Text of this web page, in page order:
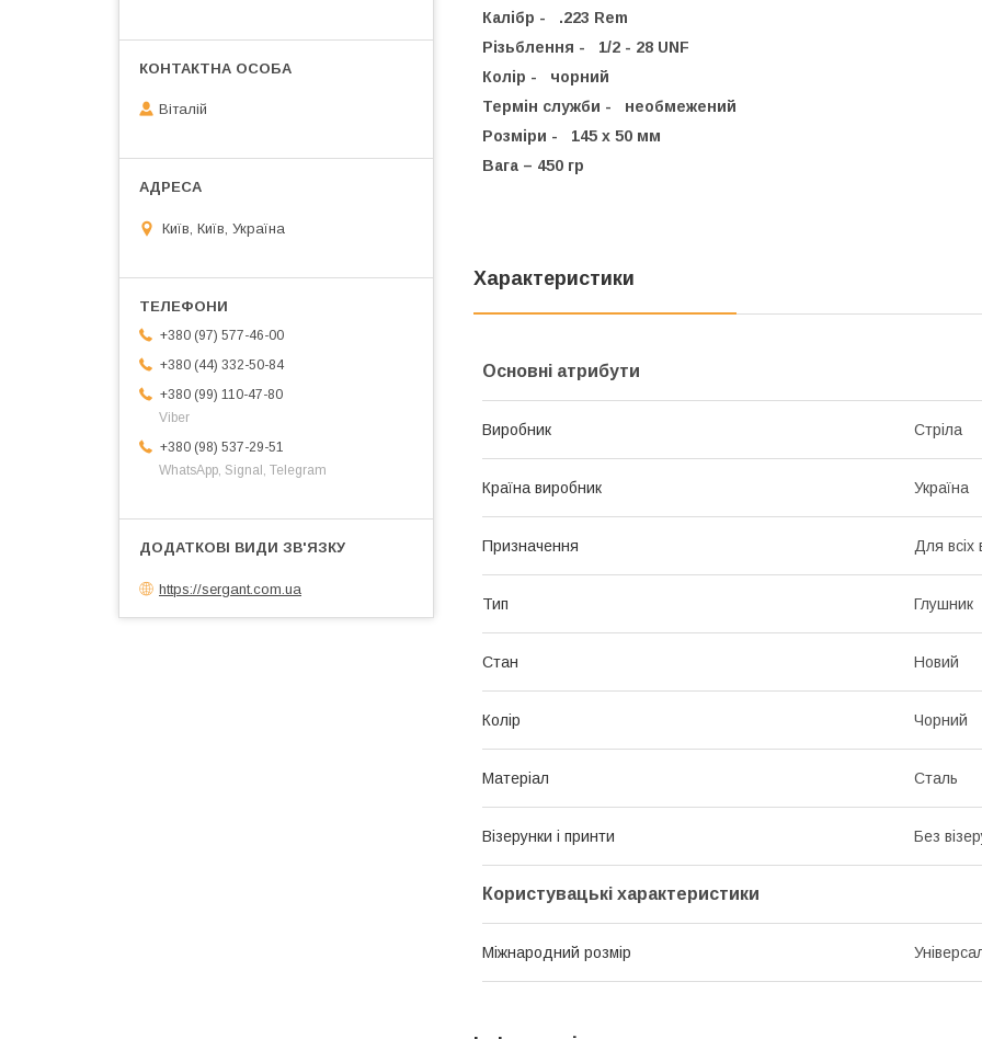
Калібр - .223 Rem
Різьблення - 1/2 - 28 UNF
Колір - чорний
Термін служби - необмежений
Розміри - 145 x 50 мм
Вага – 450 гр
Характеристики
Основні атрибути
Виробник Стріла
Країна виробник Україна
Призначення Для всіх
Тип Глушник
Стан Новий
Колір Чорний
Матеріал Сталь
Візерунки і принти Без
Користувацькі характеристики
Міжнародний розмір
Віталій
Київ, Київ, Україна
+380 (97) 577-46-00
+380 (44) 332-50-84
+380 (99) 110-47-80
Viber
+380 (98) 537-29-51
WhatsApp, Signal, Telegram
https://sergant.com.ua